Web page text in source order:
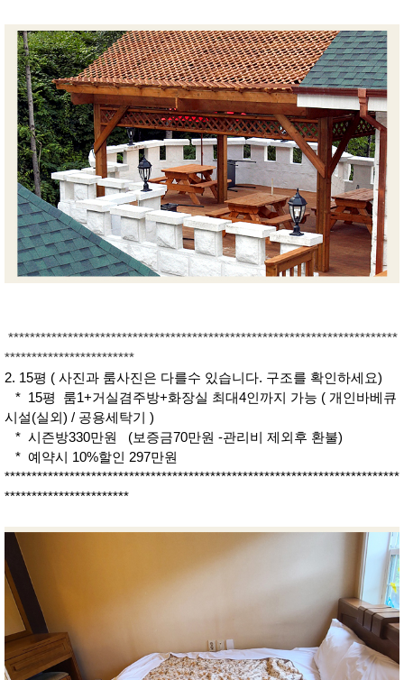
************************************************************************
************************
2. 15평 ( 사진과 룸사진은 다를수 있습니다. 구조를 확인하세요)
* 15평 룸1+거실겸주방+화장실 최대4인까지 가능 ( 개인바베큐
시설(실외) / 공용세탁기 )
* 시즌방330만원 (보증금70만원 -관리비 제외후 환불)
* 예약시 10%할인 297만원
*************************************************************************
***********************